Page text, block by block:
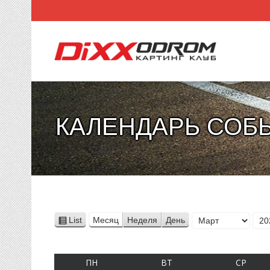
КАЛЕНДАРЬ
View
List Месяц Неделя День
Месяц
ПН ВТВТОРНИК СР